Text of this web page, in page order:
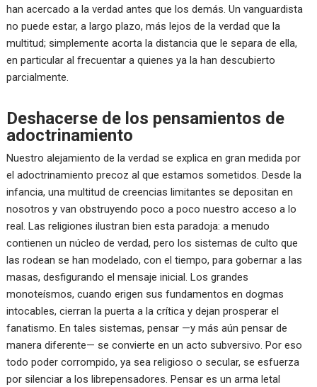
han acercado a la verdad antes que los demás. Un vanguardista
no puede estar, a largo plazo, más lejos de la verdad que la
multitud; simplemente acorta la distancia que le separa de ella,
en particular al frecuentar a quienes ya la han descubierto
parcialmente.
Deshacerse de los pensamientos de
adoctrinamiento
Nuestro alejamiento de la verdad se explica en gran medida por
el adoctrinamiento precoz al que estamos sometidos. Desde la
infancia, una multitud de creencias limitantes se depositan en
nosotros y van obstruyendo poco a poco nuestro acceso a lo
real. Las religiones ilustran bien esta paradoja: a menudo
contienen un núcleo de verdad, pero los sistemas de culto que
las rodean se han modelado, con el tiempo, para gobernar a las
masas, desfigurando el mensaje inicial. Los grandes
monoteísmos, cuando erigen sus fundamentos en dogmas
intocables, cierran la puerta a la crítica y dejan prosperar el
fanatismo. En tales sistemas, pensar —y más aún pensar de
manera diferente— se convierte en un acto subversivo. Por eso
todo poder corrompido, ya sea religioso o secular, se esfuerza
por silenciar a los librepensadores. Pensar es un arma letal